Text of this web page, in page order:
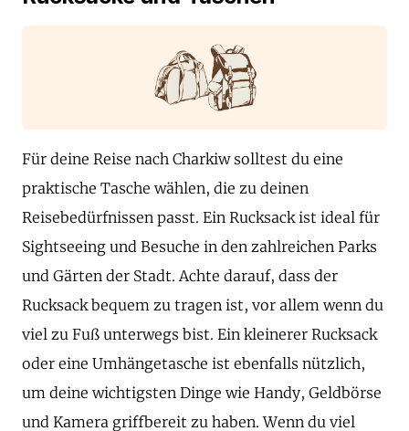
Für deine Reise nach Charkiw solltest du eine
praktische Tasche wählen, die zu deinen
Reisebedürfnissen passt. Ein Rucksack ist ideal für
Sightseeing und Besuche in den zahlreichen Parks
und Gärten der Stadt. Achte darauf, dass der
Rucksack bequem zu tragen ist, vor allem wenn du
viel zu Fuß unterwegs bist. Ein kleinerer Rucksack
oder eine Umhängetasche ist ebenfalls nützlich,
um deine wichtigsten Dinge wie Handy, Geldbörse
und Kamera griffbereit zu haben. Wenn du viel